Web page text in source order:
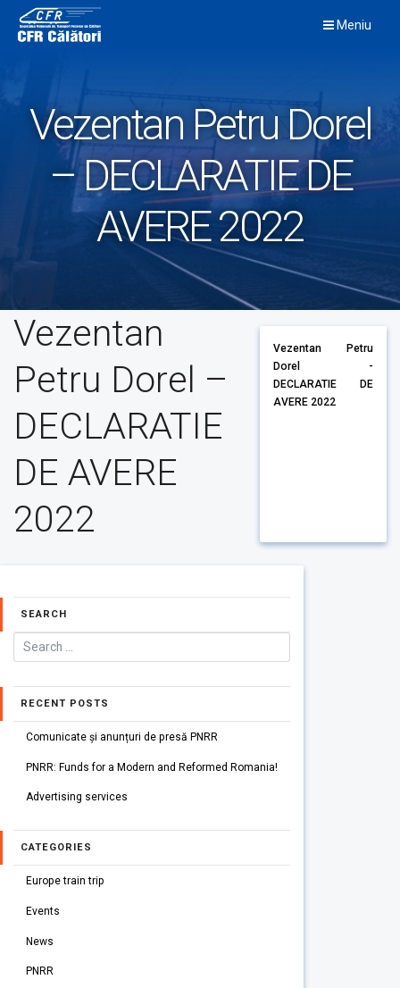
content
Meniu
Vezentan Petru Dorel
– DECLARATIE DE
AVERE 2022
Vezentan
Petru Dorel –
DECLARATIE
DE AVERE
2022
Vezentan Petru
Dorel -
DECLARATIE DE
AVERE 2022
SEARCH
RECENT POSTS
Comunicate și anunțuri de presă PNRR
PNRR: Funds for a Modern and Reformed Romania!
Advertising services
CATEGORIES
Europe train trip
Events
News
PNRR